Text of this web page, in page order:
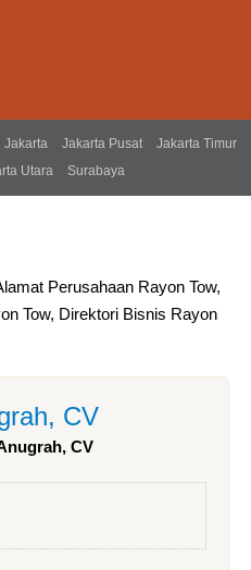
Jakarta Jakarta Pusat
Jakarta Timur
Utara Surabaya
Perusahaan Rayon Tow,
Tow, Direktori Bisnis Rayon
CV
CV